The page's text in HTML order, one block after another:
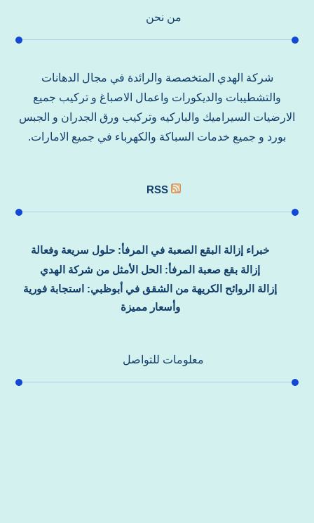
من نحن
شركة الهدي المتخصصة والرائدة في مجال الدهانات
والتشطيبات والديكورات واعمال الاصباغ و تركيب جميع
الارضيات السيراميك والباركيه وتركيب ورق الجدران و الجبس
بورد و جميع خدمات السباكة والكهرباء في جميع الامارات.
RSS
خبراء إزالة البقع الصعبة في المرفأ: حلول سريعة وفعالة
إزالة بقع صعبة المرفأ: الحل الأمثل من شركة الهدي
إزالة الروائح الكريهة من الشقق في أبوظبي: استجابة فورية
وأسعار مميزة
معلومات للتواصل